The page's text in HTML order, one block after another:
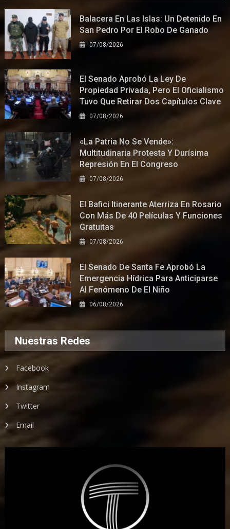
Balacera En Las Islas: Un Detenido En
San Pedro Por El Robo De Ganado
07/08/2026
El Senado Aprobó La Ley De
Propiedad Privada, Pero El Oficialismo
Tuvo Que Retirar Dos Capítulos Clave
07/08/2026
«La Patria No Se Vende»:
Multitudinaria Protesta Y Durísima
Represión En El Congreso
07/08/2026
El Bafici Itinerante Aterriza En Rosario
Con Más De 40 Películas Y Funciones
Gratuitas
07/08/2026
El Senado De Santa Fe Aprobó La
Emergencia Hídrica Para Anticiparse
Al Fenómeno De El Niño
06/08/2026
Nuestras Redes
Facebook
Instagram
Twitter
Email